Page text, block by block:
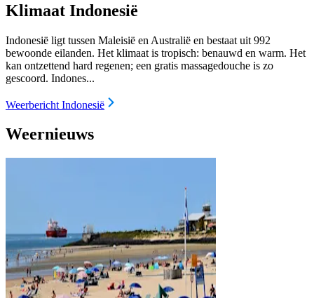
Klimaat Indonesië
Indonesië ligt tussen Maleisië en Australië en bestaat uit 992
bewoonde eilanden. Het klimaat is tropisch: benauwd en warm. Het
kan ontzettend hard regenen; een gratis massagedouche is zo
gescoord. Indones...
Weerbericht Indonesië
Weernieuws